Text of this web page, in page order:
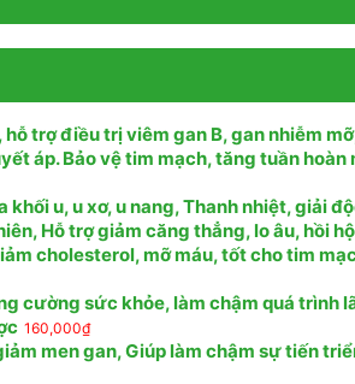
trợ điều trị viêm gan B, gan nhiễm
áp. Bảo vệ tim mạch, tăng tuần
u, u xơ, u nang, Thanh nhiệt, giải
Hỗ trợ giảm căng thẳng, lo âu, hồi
cholesterol, mỡ máu, tốt cho tim
cường sức khỏe, làm chậm quá trình
160,000₫
men gan, Giúp làm chậm sự tiến